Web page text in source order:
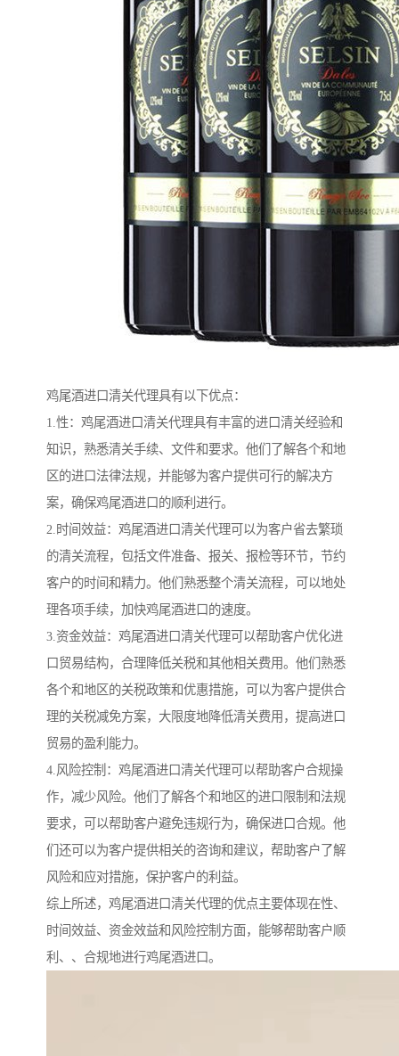
鸡尾酒进口清关代理具有以下优点：
1.性：鸡尾酒进口清关代理具有丰富的进口清关经验和
知识，熟悉清关手续、文件和要求。他们了解各个和地
区的进口法律法规，并能够为客户提供可行的解决方
案，确保鸡尾酒进口的顺利进行。
2.时间效益：鸡尾酒进口清关代理可以为客户省去繁琐
的清关流程，包括文件准备、报关、报检等环节，节约
客户的时间和精力。他们熟悉整个清关流程，可以地处
理各项手续，加快鸡尾酒进口的速度。
3.资金效益：鸡尾酒进口清关代理可以帮助客户优化进
口贸易结构，合理降低关税和其他相关费用。他们熟悉
各个和地区的关税政策和优惠措施，可以为客户提供合
理的关税减免方案，大限度地降低清关费用，提高进口
贸易的盈利能力。
4.风险控制：鸡尾酒进口清关代理可以帮助客户合规操
作，减少风险。他们了解各个和地区的进口限制和法规
要求，可以帮助客户避免违规行为，确保进口合规。他
们还可以为客户提供相关的咨询和建议，帮助客户了解
风险和应对措施，保护客户的利益。
综上所述，鸡尾酒进口清关代理的优点主要体现在性、
时间效益、资金效益和风险控制方面，能够帮助客户顺
利、、合规地进行鸡尾酒进口。